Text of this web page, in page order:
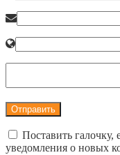
Поставить галочку,
уведомления о новых